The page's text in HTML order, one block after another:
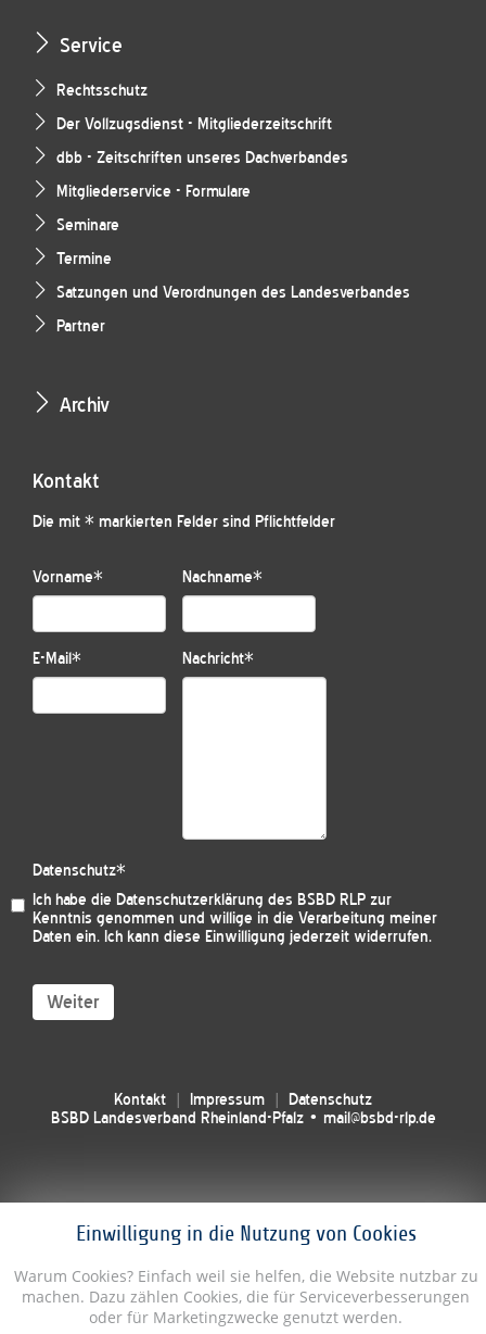
Einwilligung in die Nutzung von Cookies
Warum Cookies? Einfach weil sie helfen, die Website nutzbar zu
machen. Dazu zählen Cookies, die für Serviceverbesserungen
oder für Marketingzwecke genutzt werden.
Service
Rechtsschutz
Der Vollzugsdienst - Mitgliederzeitschrift
dbb - Zeitschriften unseres Dachverbandes
Mitgliederservice - Formulare
Seminare
Termine
Satzungen und Verordnungen des Landesverbandes
Partner
Archiv
Kontakt
Die mit * markierten Felder sind Pflichtfelder
Vorname* Nachname*
E-Mail* Nachricht*
Datenschutz*
Ich habe die Datenschutzerklärung des BSBD RLP zur
Kenntnis genommen und willige in die Verarbeitung meiner
Daten ein. Ich kann diese Einwilligung jederzeit widerrufen.
Weiter
Kontakt Impressum
Datenschutz
BSBD Landesverband Rheinland-Pfalz • mail@bsbd-rlp.de